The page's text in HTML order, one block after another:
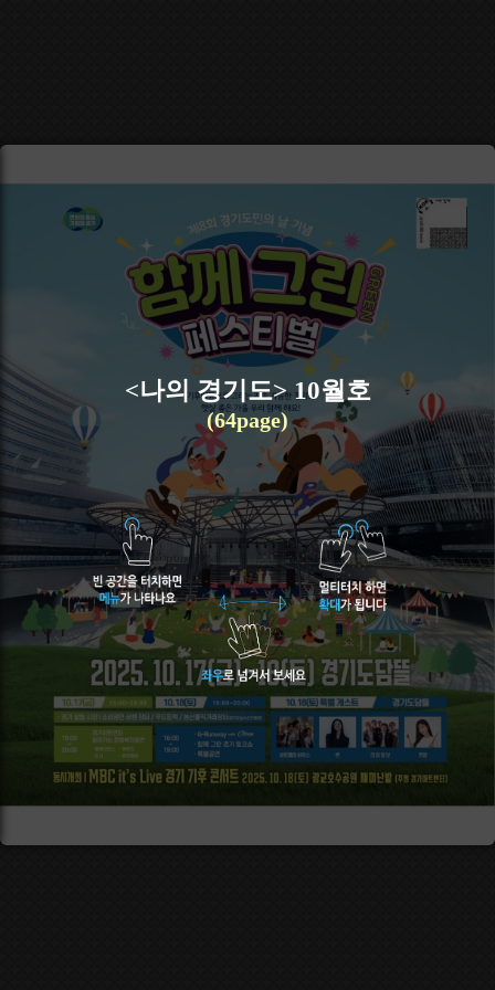
<나의 경기도> 10월호
(64page)